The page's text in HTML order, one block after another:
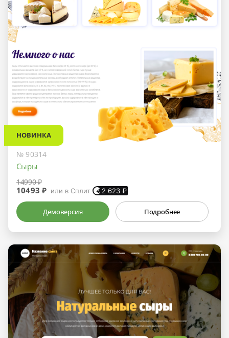
НОВИНКА
№ 90314
Сыры
14990 ₽
10493 ₽ или в Сплит 2 623 ₽
Демоверсия Подробнее